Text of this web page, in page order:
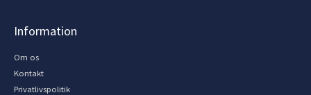
Information
Om os
Kontakt
Privatlivspolitik